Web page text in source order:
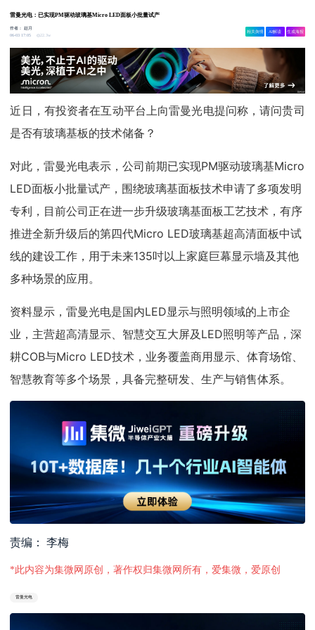
雷曼光电：已实现PM驱动玻璃基Micro LED面板小批量试产
作者：赵月
06-03 17:05
22.3w
相关舆情 AI解读 生成海报
近日，有投资者在互动平台上向雷曼光电提问称，请问贵司
是否有玻璃基板的技术储备？
对此，雷曼光电表示，公司前期已实现PM驱动玻璃基Micro
LED面板小批量试产，围绕玻璃基面板技术申请了多项发明
专利，目前公司正在进一步升级玻璃基面板工艺技术，有序
推进全新升级后的第四代Micro LED玻璃基超高清面板中试
线的建设工作，用于未来135吋以上家庭巨幕显示墙及其他
多种场景的应用。
资料显示，雷曼光电是国内LED显示与照明领域的上市企
业，主营超高清显示、智慧交互大屏及LED照明等产品，深
耕COB与Micro LED技术，业务覆盖商用显示、体育场馆、
智慧教育等多个场景，具备完整研发、生产与销售体系。
责编： 李梅
*此内容为集微网原创，著作权归集微网所有，爱集微，爱原创
雷曼光电